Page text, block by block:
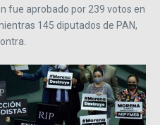
fue aprobado por 239 votos en
145 diputados de PAN,